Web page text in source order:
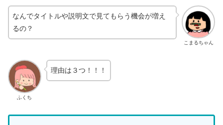
こまるちゃん
なんでタイトルや説明文で見てもらう機会が増え
るの？
ふくち
理由は３つ！！！